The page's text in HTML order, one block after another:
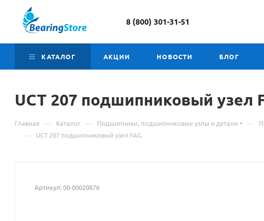
8 (800) 301-31-51
КАТАЛОГ АКЦИИ НОВОСТИ БЛОГ
UCT 207 Материал
о
товаре
подшипниковый
подшипниковый узел
Главная — Каталог — Подшипники, подшипниковые узлы и детали —
— UCT 207 подшипниковый узел FAG
Артикул:00-00020876